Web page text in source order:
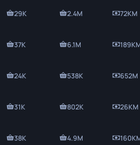
29K 2.4M 72KM
37K 6.1M
24K 538K 652M
31K 802K 26KM
38K 4.9M